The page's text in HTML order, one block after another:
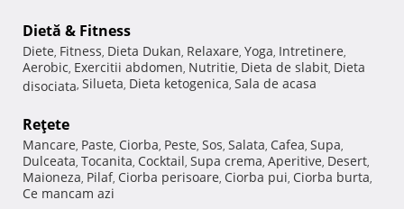
Dietă & Fitness
Diete, Fitness, Dieta Dukan, Relaxare, Yoga, Intretinere,
Aerobic, Exercitii abdomen, Nutritie, Dieta de slabit, Dieta
disociata, Silueta, Dieta ketogenica, Sala de acasa
Reţete
Mancare, Paste, Ciorba, Peste, Sos, Salata, Cafea, Supa,
Dulceata, Tocanita, Cocktail, Supa crema, Aperitive, Desert,
Maioneza, Pilaf, Ciorba perisoare, Ciorba pui, Ciorba burta,
Ce mancam azi